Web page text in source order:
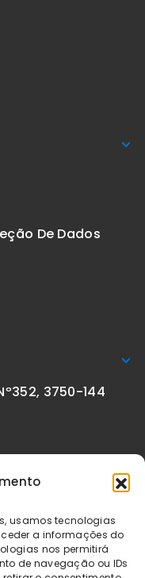
usamos tecnologias
a informações do
nos permitirá
de navegação ou IDs
De Dados
3750-144
legal em vigor. Todos